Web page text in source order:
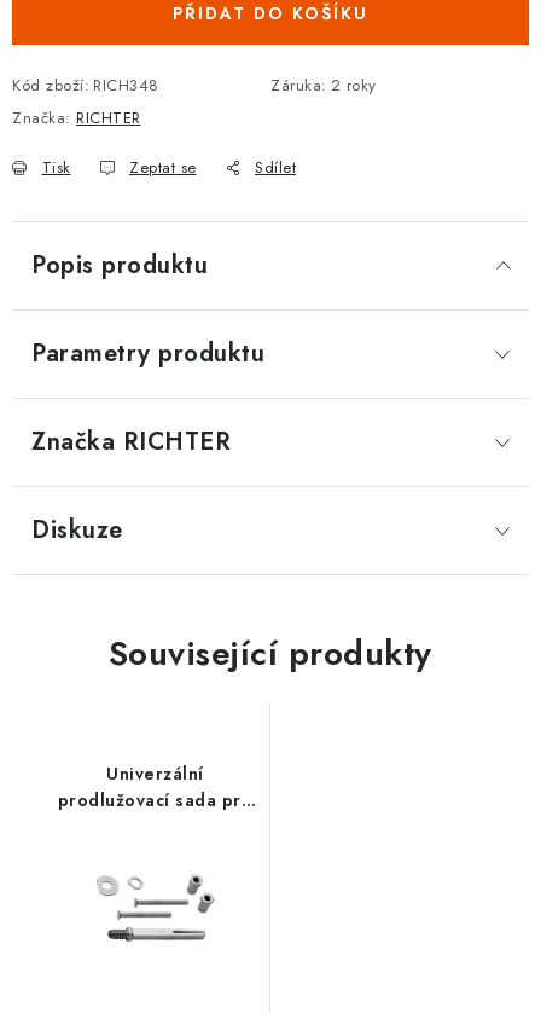
STAVEBNÍ POUZDRA
POKLADNIČKY NA ZÁMEK
SCHRÁNKY NA KLÍČE
TREZORY
ZNAČKY
Oboroví ODBORNÍCI
Doporučujeme
PŘIDAT DO KOŠÍKU
Kód zboží: RICH348 Záruka: 2 roky
Značka: RICHTER
Tisk Zeptat se Sdílet
Popis produktu
Parametry produktu
Značka RICHTER
Diskuze
Související produkty
Univerzální
prodlužovací sada pro